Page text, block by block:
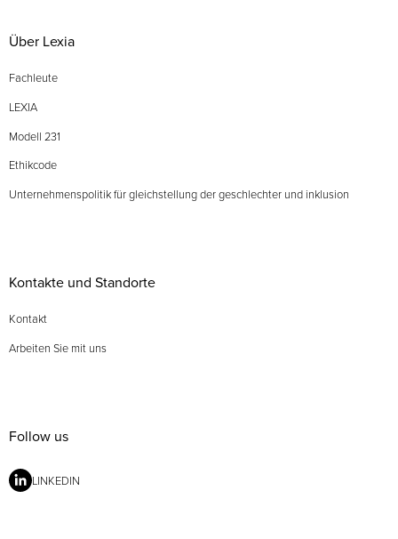
Über Lexia
Fachleute
LEXIA
Modell 231
Ethikcode
Unternehmenspolitik für gleichstellung der geschlechter und inklusion
Kontakte und Standorte
Kontakt
Arbeiten Sie mit uns
Follow us
LINKEDIN